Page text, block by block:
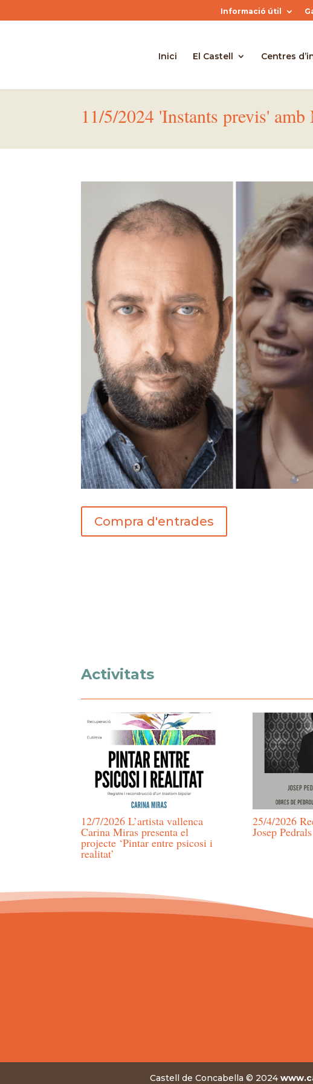
Informació útil
Inici El Castell Centres
11/5/2024 'Instants previs'
Compra d'entrades
Activitats
12/7/2026 L’artista vallenca
Carina Miras presenta el
projecte ‘Pintar entre psicosi i
realitat’
25/4/2026
Josep Pedrals
Castell de Concabella © 2024